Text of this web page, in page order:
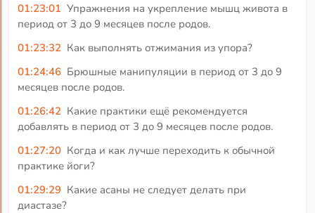
01:23:01 Упражнения на укрепление мышц живота в
период от 3 до 9 месяцев после родов.
01:23:32 Как выполнять отжимания из упора?
01:24:46 Брюшные манипуляции в период от 3 до 9
месяцев после родов.
01:26:42 Какие практики ещё рекомендуется
добавлять в период от 3 до 9 месяцев после родов.
01:27:20 Когда и как лучше переходить к обычной
практике йоги?
01:29:29 Какие асаны не следует делать при
диастазе?